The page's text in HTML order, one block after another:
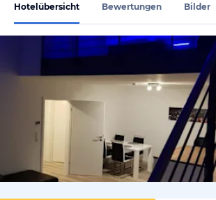
Hotelübersicht Bewertungen Bilder